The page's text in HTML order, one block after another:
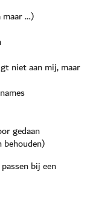
maar …)
niet aan mij, maar
gedaan
bij een